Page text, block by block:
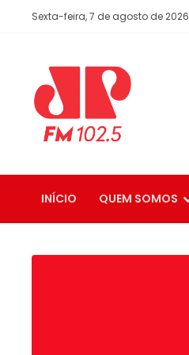
Sexta-feira, 7 de agosto de 2026
INÍCIO QUEM SOMOS